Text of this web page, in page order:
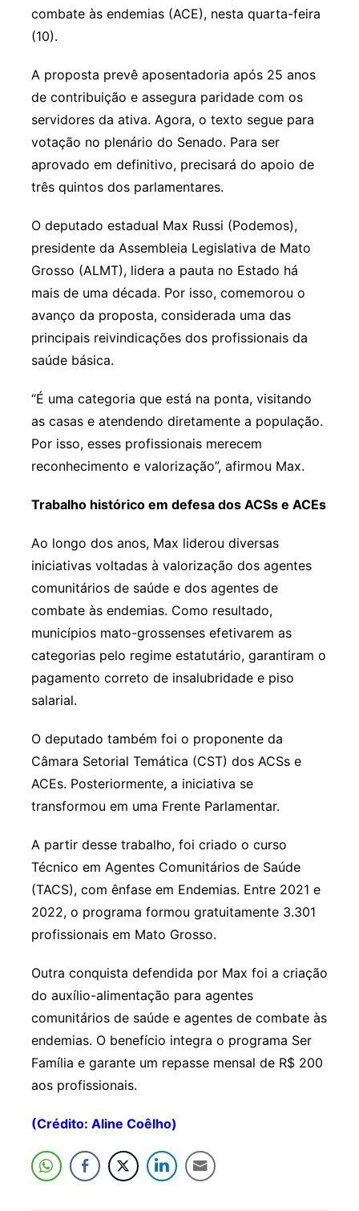
combate às endemias (ACE), nesta quarta-feira
(10).
A proposta prevê aposentadoria após 25 anos
de contribuição e assegura paridade com os
servidores da ativa. Agora, o texto segue para
votação no plenário do Senado. Para ser
aprovado em definitivo, precisará do apoio de
três quintos dos parlamentares.
O deputado estadual Max Russi (Podemos),
presidente da Assembleia Legislativa de Mato
Grosso (ALMT), lidera a pauta no Estado há
mais de uma década. Por isso, comemorou o
avanço da proposta, considerada uma das
principais reivindicações dos profissionais da
saúde básica.
“É uma categoria que está na ponta, visitando
as casas e atendendo diretamente a população.
Por isso, esses profissionais merecem
reconhecimento e valorização”, afirmou Max.
Trabalho histórico em defesa dos ACSs e ACEs
Ao longo dos anos, Max liderou diversas
iniciativas voltadas à valorização dos agentes
comunitários de saúde e dos agentes de
combate às endemias. Como resultado,
municípios mato-grossenses efetivarem as
categorias pelo regime estatutário, garantiram o
pagamento correto de insalubridade e piso
salarial.
O deputado também foi o proponente da
Câmara Setorial Temática (CST) dos ACSs e
ACEs. Posteriormente, a iniciativa se
transformou em uma Frente Parlamentar.
A partir desse trabalho, foi criado o curso
Técnico em Agentes Comunitários de Saúde
(TACS), com ênfase em Endemias. Entre 2021 e
2022, o programa formou gratuitamente 3.301
profissionais em Mato Grosso.
Outra conquista defendida por Max foi a criação
do auxílio-alimentação para agentes
comunitários de saúde e agentes de combate às
endemias. O benefício integra o programa Ser
Família e garante um repasse mensal de R$ 200
aos profissionais.
(Crédito: Aline Coêlho)